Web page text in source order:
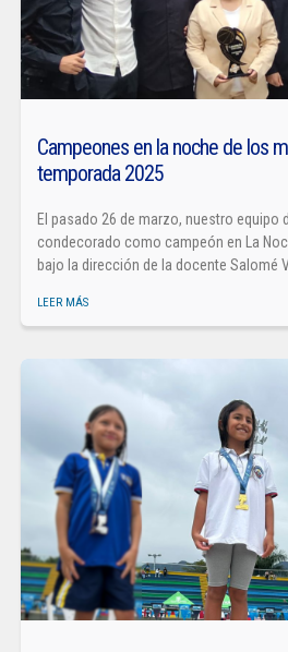
Campeones en la noche de los
temporada 2025
El pasado 26 de marzo, nuestro equipo
condecorado como campeón en La
bajo la dirección de la docente Salomé
LEER MÁS